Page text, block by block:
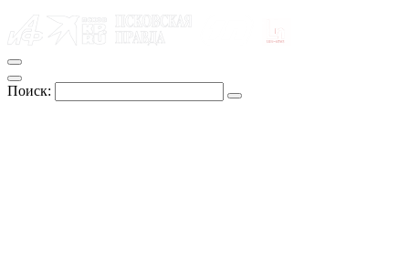
Поиск: